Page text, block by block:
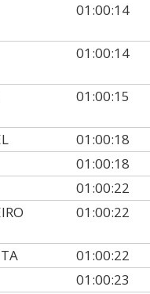
01:00:14
01:00:14
01:00:15
01:00:18
01:00:18
01:00:22
01:00:22
01:00:22
01:00:23